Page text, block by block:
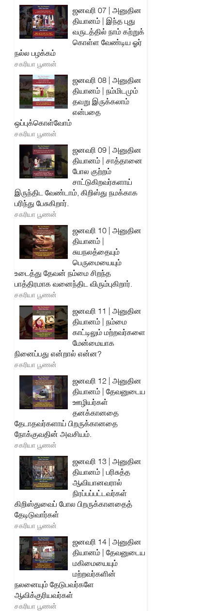
ஜனவரி 07 | அனுதின
தியானம் | இந்த புது
வருடத்தில் நாம் கற்றுக்
கொள்ள வேண்டிய ஓர்
நல்ல பழக்கம்
சகரியா பூணன்
ஜனவரி 08 | அனுதின
தியானம் | நம்மிடமும்
தவறு இருக்கலாம்
என்பதை
ஒப்புக்கொள்வோம்
சகரியா பூணன்
ஜனவரி 09 | அனுதின
தியானம் | சாத்தானை
போல குற்றம்
சாட்டுகிறவர்களாய்
இருந்திட வேண்டாம், கிறிஸ்து நமக்காக
பரிந்து பேசுகிறார்.
சகரியா பூணன்
ஜனவரி 10 | அனுதின
தியானம் |
சுயநலத்தையும்
பெருமையையும்
உடைத்து தேவன் நம்மை சிறந்த
பாத்திரமாக வனைந்திட விரும்புகிறார்.
சகரியா பூணன்
ஜனவரி 11 | அனுதின
தியானம் | நம்மை
காட்டிலும் மற்றவர்களை
மேன்மையாக
நினைப்பது என்றால் என்ன?
சகரியா பூணன்
ஜனவரி 12 | அனுதின
தியானம் | தேவனுடைய
ஊழியர்கள்
தனக்கானதை
தேடாதவர்களாய் பிறருக்கானதை
நோக்குவதின் அவசியம்.
சகரியா பூணன்
ஜனவரி 13 | அனுதின
தியானம் | பரிசுத்த
ஆவியானவரால்
நிரப்பப்பட்டவர்கள்
கிறிஸ்துவைப் போல பிறருக்கானதைத்
தேடிடுவார்கள்
சகரியா பூணன்
ஜனவரி 14 | அனுதின
தியானம் | தேவனுடைய
மகிமையையும்
மற்றவர்களின்
நலனையும் தேடுபவர்களே
ஆவிக்குரியவர்கள்
சகரியா பூணன்